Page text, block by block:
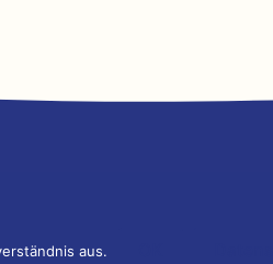
Werbeagentur GmbH & Co. KG
aus.